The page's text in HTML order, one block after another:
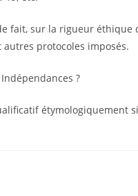
fait, sur la rigueur éthique
protocoles imposés.
?
étymologiquement